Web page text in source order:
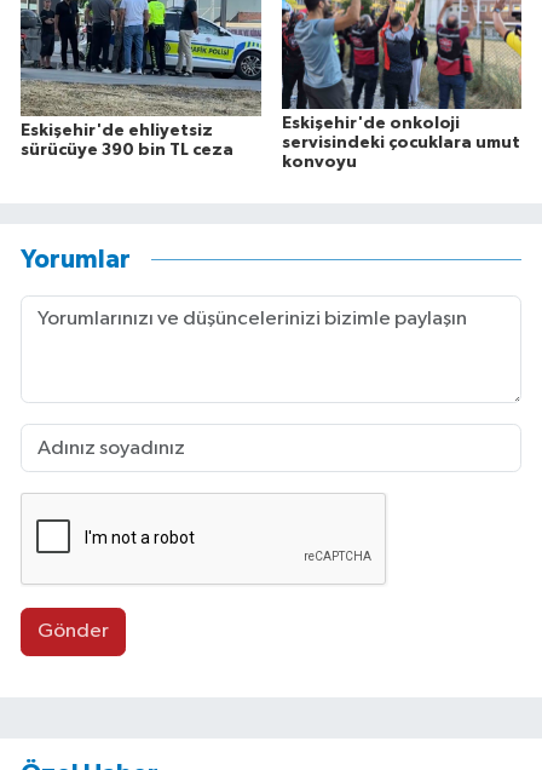
Eskişehir'de ehliyetsiz
sürücüye 390 bin TL ceza
Eskişehir'de onkoloji
servisindeki çocuklara umut
konvoyu
Yorumlar
Gönder